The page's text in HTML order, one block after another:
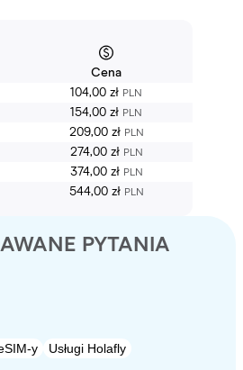
Cena
104,00 zł PLN
154,00 zł PLN
209,00 zł PLN
274,00 zł PLN
374,00 zł PLN
544,00 zł PLN
PYTANIA
y Usługi Holafly